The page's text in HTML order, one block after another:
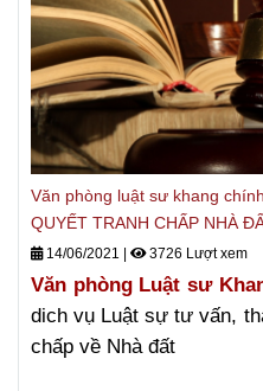
Văn phòng luật sư khang
QUYẾT TRANH CHẤP NHÀ
14/06/2021 | 3726 Lượt xem
Văn phòng Luật sư
dich vụ Luật sự tư vấn,
chấp về Nhà đất